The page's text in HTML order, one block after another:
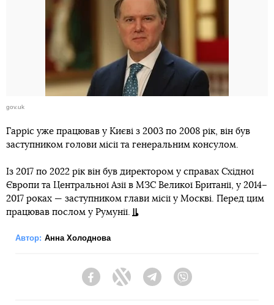
gov.uk
Гарріс уже працював у Києві з 2003 по 2008 рік, він був
заступником голови місії та генеральним консулом.
Із 2017 по 2022 рік він був директором у справах Східної
Європи та Центральної Азії в МЗС Великої Британії, у 2014–
2017 роках — заступником глави місії у Москві. Перед цим
працював послом у Румунії.
Автор: Анна Холоднова
FacebookTwitter Telegram